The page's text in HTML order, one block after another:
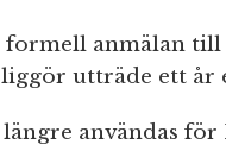
formell anmälan
utträde ett år
användas för